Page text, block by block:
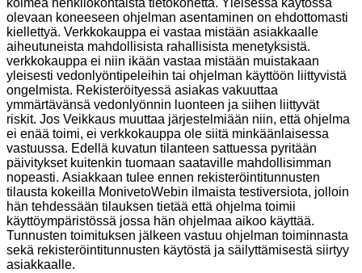
kolmea henkilökohtaista tietokonetta. Yleisessä käytössä
olevaan koneeseen ohjelman asentaminen on ehdottomasti
kiellettyä. Verkkokauppa ei vastaa mistään asiakkaalle
aiheutuneista mahdollisista rahallisista menetyksistä.
verkkokauppa ei niin ikään vastaa mistään muistakaan
yleisesti vedonlyöntipeleihin tai ohjelman käyttöön liittyvistä
ongelmista. Rekisteröityessä asiakas vakuuttaa
ymmärtävänsä vedonlyönnin luonteen ja siihen liittyvät
riskit. Jos Veikkaus muuttaa järjestelmiään niin, että ohjelma
ei enää toimi, ei verkkokauppa ole siitä minkäänlaisessa
vastuussa. Edellä kuvatun tilanteen sattuessa pyritään
päivitykset kuitenkin tuomaan saataville mahdollisimman
nopeasti. Asiakkaan tulee ennen rekisteröintitunnusten
tilausta kokeilla MonivetoWebin ilmaista testiversiota, jolloin
hän tehdessään tilauksen tietää että ohjelma toimii
käyttöympäristössä jossa hän ohjelmaa aikoo käyttää.
Tunnusten toimituksen jälkeen vastuu ohjelman toiminnasta
sekä rekisteröintitunnusten käytöstä ja säilyttämisestä siirtyy
asiakkaalle.